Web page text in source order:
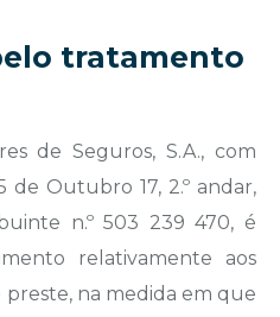
tratamento
de Seguros, S.A., com
de Outubro 17, 2.º andar,
n.º 503 239 470, é
relativamente aos
na medida em que